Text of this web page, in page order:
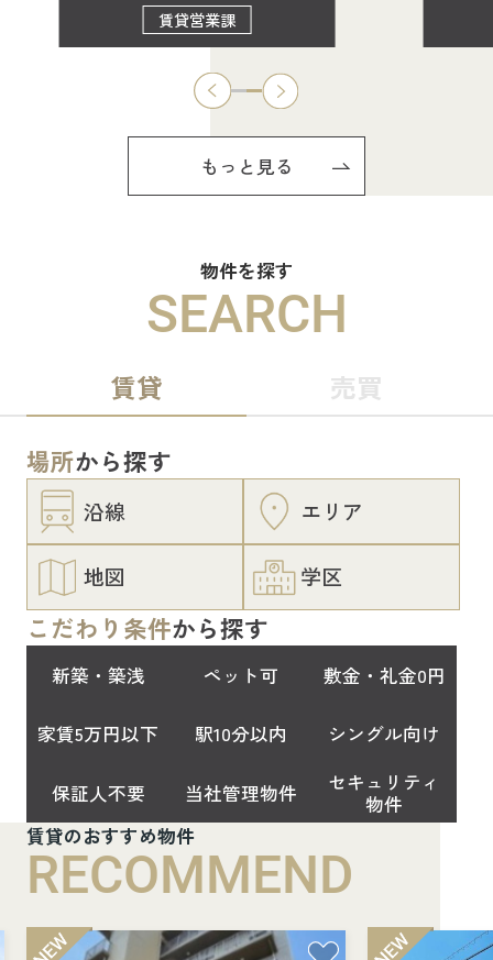
賃貸営業課
もっと見る
物件を探す
SEARCH
賃貸 売買
場所から探す
沿線 エリア
地図 学区
こだわり条件から探す
新築・築浅 ペット可 敷金・礼金0円
家賃5万円以下 駅10分以内 シングル向け
保証人不要 当社管理物件
セキュリティ
物件
賃貸のおすすめ物件
RECOMMEND